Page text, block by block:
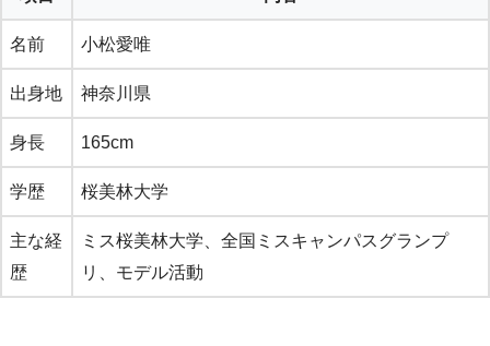
名前 小松愛唯
出身地 神奈川県
身長 165cm
学歴 桜美林大学
主な経
歴
ミス桜美林大学、全国ミスキャンパスグランプ
リ、モデル活動